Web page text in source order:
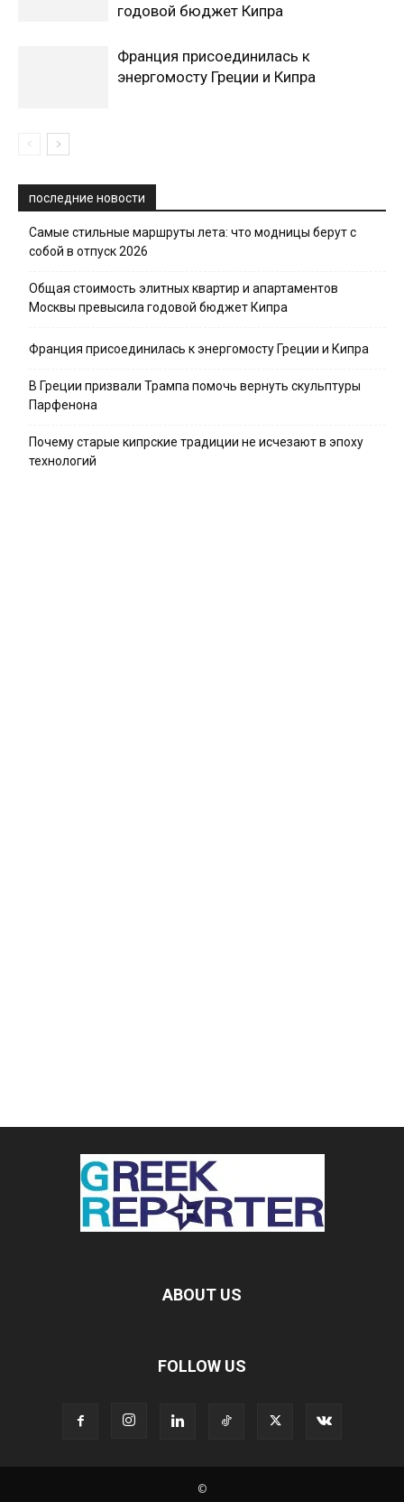
годовой бюджет Кипра
Франция присоединилась к
энергомосту Греции и Кипра
последние новости
Самые стильные маршруты лета: что модницы берут с
собой в отпуск 2026
Общая стоимость элитных квартир и апартаментов
Москвы превысила годовой бюджет Кипра
Франция присоединилась к энергомосту Греции и Кипра
В Греции призвали Трампа помочь вернуть скульптуры
Парфенона
Почему старые кипрские традиции не исчезают в эпоху
технологий
ABOUT US
FOLLOW US
©